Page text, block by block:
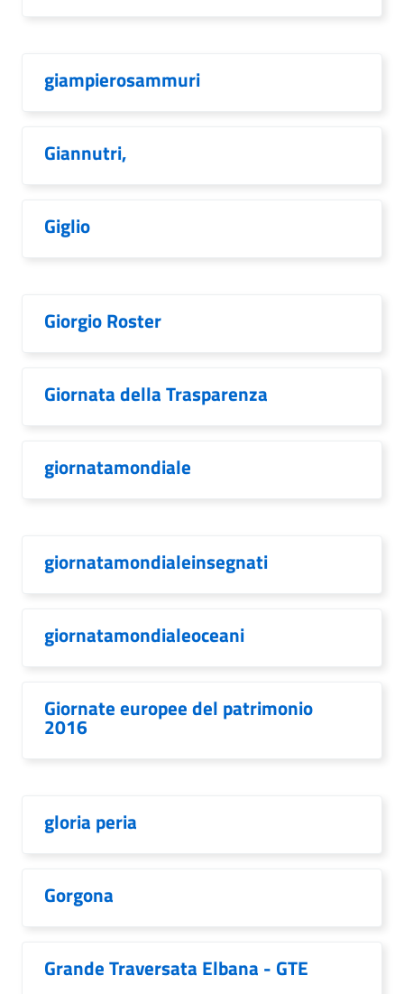
giampierosammuri
Giannutri,
Giglio
Giorgio Roster
Giornata della Trasparenza
giornatamondiale
giornatamondialeinsegnati
giornatamondialeoceani
Giornate europee del patrimonio
2016
gloria peria
Gorgona
Grande Traversata Elbana - GTE